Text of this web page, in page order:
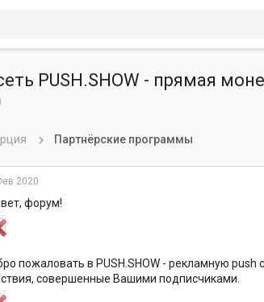
PUSH.SHOW - прямая
Партнёрские программы
2020
форум!
пожаловать в PUSH.SHOW - рекламную push
совершенные Вашими подписчиками.